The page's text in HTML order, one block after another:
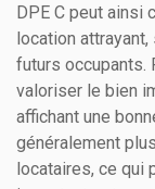
DPE C peut ainsi
location
futurs occupants.
valoriser le bien
affichant une
généralement
locataires, ce qui